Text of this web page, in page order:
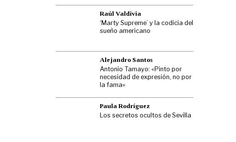
Raúl Valdivia
‘Marty Supreme’ y la codicia del
sueño americano
Alejandro Santos
Antonio Tamayo: «Pinto por
necesidad de expresión, no por
la fama»
Paula Rodríguez
Los secretos ocultos de Sevilla